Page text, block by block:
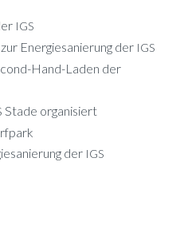
IGS
Energiesanierung der IGS
Hand-Laden der
Stade organisiert
der IGS